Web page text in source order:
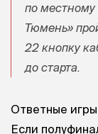
по местному
Тюмень»
22 кнопку
до старта.
Ответные
Если